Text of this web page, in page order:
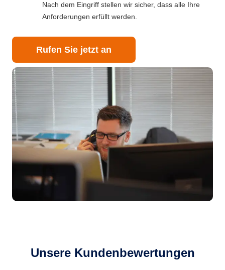
Nach dem Eingriff stellen wir sicher, dass alle Ihre
Anforderungen erfüllt werden.
Rufen Sie jetzt an
Unsere Kundenbewertungen